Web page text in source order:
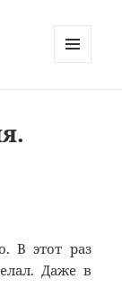
В этот раз
Даже в